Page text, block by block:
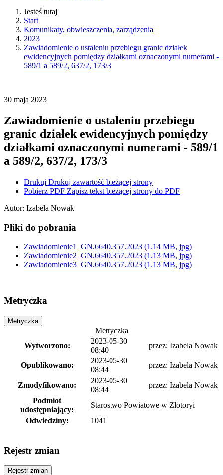
Jesteś tutaj
Start
Komunikaty, obwieszczenia, zarządzenia
2023
Zawiadomienie o ustaleniu przebiegu granic działek
ewidencyjnych pomiędzy działkami oznaczonymi numerami -
589/1 a 589/2, 637/2, 173/3
30 maja 2023
Zawiadomienie o ustaleniu przebiegu
granic działek ewidencyjnych pomiędzy
działkami oznaczonymi numerami - 589/1
a 589/2, 637/2, 173/3
Drukuj Drukuj zawartość bieżącej strony
Pobierz PDF Zapisz tekst bieżącej strony do PDF
Autor: Izabela Nowak
Pliki do pobrania
Zawiadomienie1_GN.6640.357.2023 (1.14 MB, jpg)
Zawiadomienie2_GN.6640.357.2023 (1.13 MB, jpg)
Zawiadomienie3_GN.6640.357.2023 (1.13 MB, jpg)
Metryczka
Metryczka
Metryczka
Wytworzono:
2023-05-30
08:40
przez: Izabela Nowak
Opublikowano:
2023-05-30
08:44
przez: Izabela Nowak
Zmodyfikowano:
2023-05-30
08:44
przez: Izabela Nowak
Podmiot
udostępniający:
Starostwo Powiatowe w Złotoryi
Odwiedziny:
1041
Rejestr zmian
Rejestr zmian